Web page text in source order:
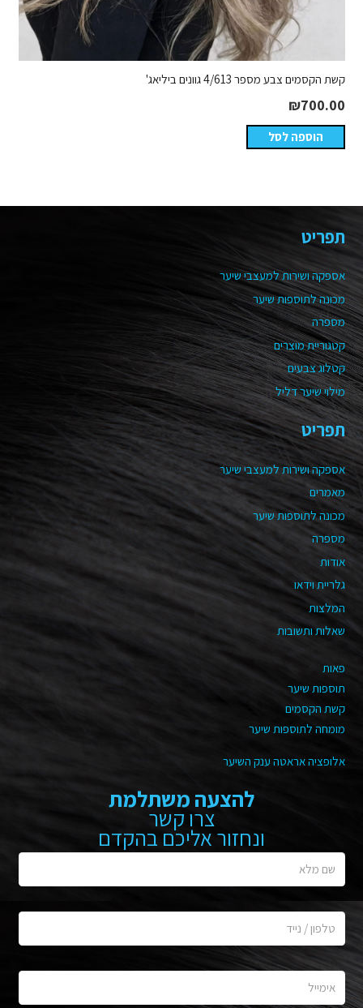
קשת הקסמים צבע מספר 4/613 גוונים ביליאג'
₪700.00
הוספה לסל
תפריט
אספקה ושירות למעצבי שיער
מכונה לתוספות שיער
מספרה
קטגוריית מוצרים
קטלוג צבעים
מילוי שיער דליל
תפריט
אספקה ושירות למעצבי שיער
מאמרים
מכונה לתוספות שיער
מספרה
אודות
גלריית וידאו
המלצות
שאלות ותשובות
פאות
תוספות שיער
קשת הקסמים
מומחה לתוספות שיער
אלופציה אראטה ענק השיער
להצעה משתלמת
צרו קשר
ונחזור אליכם בהקדם